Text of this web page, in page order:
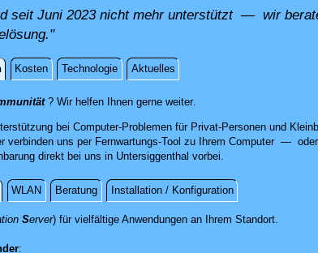
seit Juni 2023 nicht mehr unterstützt — wir
Kosten Technologie Aktuelles
? Wir helfen Ihnen gerne weiterdirekt an Ihrem Standort,
.
bei Computer-Problemen für Privat-Personen und
verbinden uns per Fernwartungs-Tool zu Ihrem Computer —
direkt bei uns in Untersiggenthal vorbei.
WLAN Beratung Installation / Konfiguration
Server) für vielfältige Anwendungen an Ihrem Standort.
: